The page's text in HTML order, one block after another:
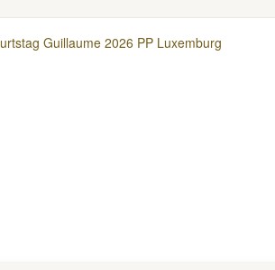
Guillaume 2026 PP Luxemburg